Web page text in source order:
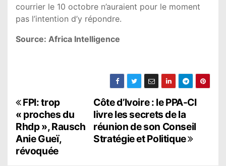
courrier le 10 octobre n’auraient pour le moment
pas l’intention d’y répondre.
Source: Africa Intelligence
N
a
v
Côte d’Ivoire : le PPA-CI
livre les secrets de la
réunion de son Conseil
Stratégie et Politique
FPI: trop
« proches du
Rhdp », Rausch
Anie Gueï,
révoquée